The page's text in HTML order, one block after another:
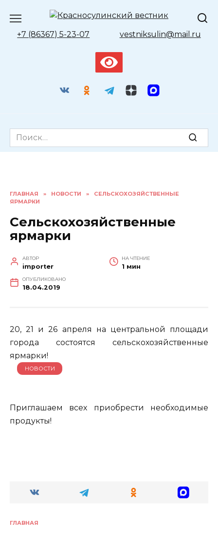
содержанию
+7 (86367) 5-23-07 vestniksulin@mail.ru
Search
for:
ГЛАВНАЯ » НОВОСТИ »
СЕЛЬСКОХОЗЯЙСТВЕННЫЕ
ЯРМАРКИ
Сельскохозяйственные
ярмарки
АВТОР
importer
НА ЧТЕНИЕ
1 мин
ОПУБЛИКОВАНО
18.04.2019
20, 21 и 26 апреля на центральной площади
города состоятся сельскохозяйственные
ярмарки!
НОВОСТИ
Приглашаем всех приобрести необходимые
продукты!
ГЛАВНАЯ